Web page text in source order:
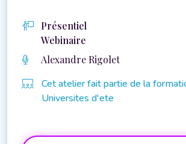
Présentiel
Webinaire
Alexandre Rigolet
Cet atelier fait partie de la
Universites d'ete